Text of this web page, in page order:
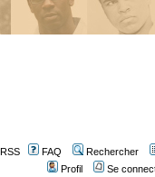
RSS FAQ
Rechercher
Profil
Se